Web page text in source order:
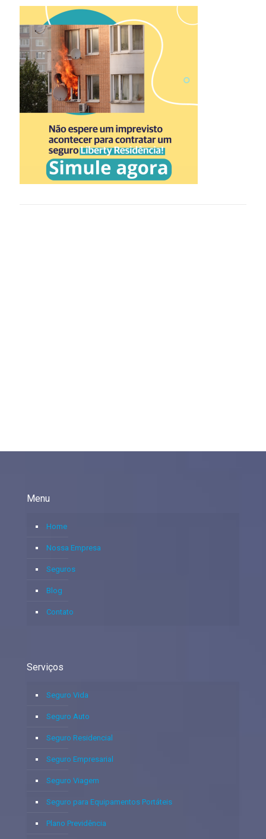
Menu
Home
Nossa Empresa
Seguros
Blog
Contato
Serviços
Seguro Vida
Seguro Auto
Seguro Residencial
Seguro Empresarial
Seguro Viagem
Seguro para Equipamentos Portáteis
Plano Previdência